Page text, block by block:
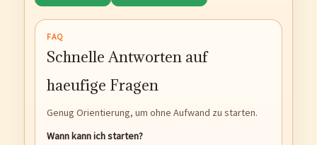
FAQ
Schnelle Antworten auf
haeufige Fragen
Genug Orientierung, um ohne Aufwand zu starten.
Wann kann ich starten?